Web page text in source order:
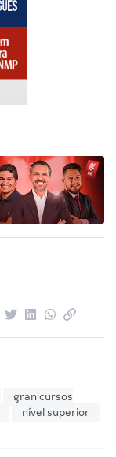
gran cursos
nível superior